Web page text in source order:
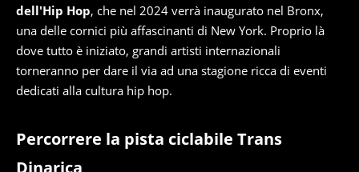
dell'Hip Hop, che nel 2024 verrà inaugurato nel Bronx,
una delle cornici più affascinanti di New York. Proprio là
dove tutto è iniziato, grandi artisti internazionali
torneranno per dare il via ad una stagione ricca di eventi
dedicati alla cultura hip hop.
Percorrere la pista ciclabile Trans
Dinarica